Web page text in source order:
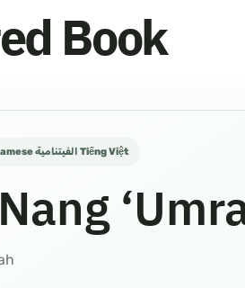
Book
Vietnamese الفيتنامية Tiếng Việt